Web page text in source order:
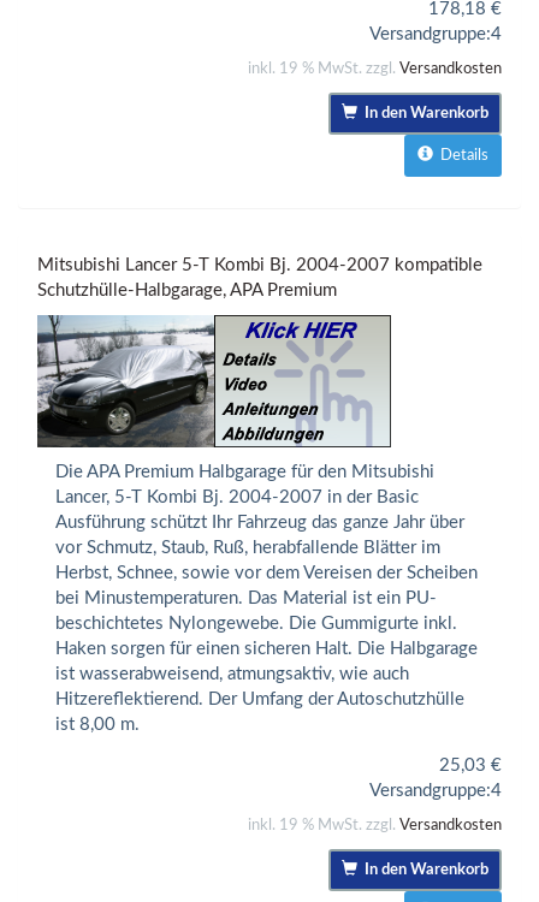
178,18 €
Versandgruppe:4
inkl. 19 % MwSt. zzgl. Versandkosten
In den Warenkorb
Details
Mitsubishi Lancer 5-T Kombi Bj. 2004-2007 kompatible
Schutzhülle-Halbgarage, APA Premium
Die APA Premium Halbgarage für den Mitsubishi
Lancer, 5-T Kombi Bj. 2004-2007 in der Basic
Ausführung schützt Ihr Fahrzeug das ganze Jahr über
vor Schmutz, Staub, Ruß, herabfallende Blätter im
Herbst, Schnee, sowie vor dem Vereisen der Scheiben
bei Minustemperaturen. Das Material ist ein PU-
beschichtetes Nylongewebe. Die Gummigurte inkl.
Haken sorgen für einen sicheren Halt. Die Halbgarage
ist wasserabweisend, atmungsaktiv, wie auch
Hitzereflektierend. Der Umfang der Autoschutzhülle
ist 8,00 m.
25,03 €
Versandgruppe:4
inkl. 19 % MwSt. zzgl. Versandkosten
In den Warenkorb